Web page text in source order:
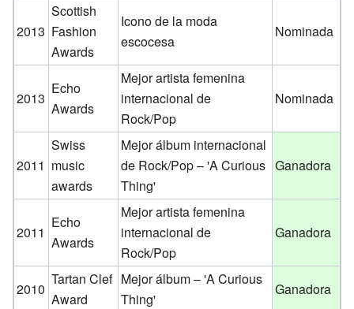
2013
Scottish
Fashion
Awards
Icono de la moda
escocesa
Nominada
2013
Echo
Awards
Mejor artista femenina
internacional de
Rock/Pop
Nominada
2011
Swiss
music
awards
Mejor álbum internacional
de Rock/Pop – 'A Curious
Thing'
Ganadora
2011
Echo
Awards
Mejor artista femenina
internacional de
Rock/Pop
Ganadora
2010
Tartan Clef
Award
Mejor álbum – 'A Curious
Thing'
Ganadora